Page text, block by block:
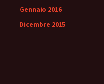
Gennaio 2016
Dicembre 2015